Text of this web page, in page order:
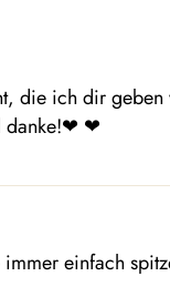
die ich dir
danke!❤ ️❤
einfach